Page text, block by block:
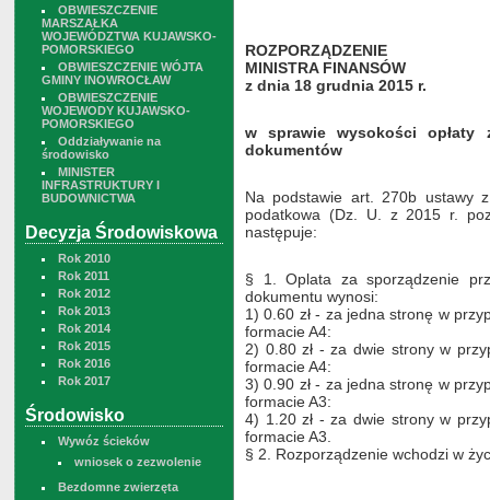
OBWIESZCZENIE
MARSZAŁKA
WOJEWÓDZTWA KUJAWSKO-
POMORSKIEGO
OBWIESZCZENIE WÓJTA
GMINY INOWROCŁAW
OBWIESZCZENIE
WOJEWODY KUJAWSKO-
POMORSKIEGO
Oddziaływanie na
środowisko
MINISTER
INFRASTRUKTURY I
BUDOWNICTWA
Decyzja Środowiskowa
Rok 2010
Rok 2011
Rok 2012
Rok 2013
Rok 2014
Rok 2015
Rok 2016
Rok 2017
Środowisko
Wywóz ścieków
wniosek o zezwolenie
Bezdomne zwierzęta
ROZPORZĄDZENIE
MINISTRA FINANSÓW
z dnia 18 grudnia 2015 r.
w sprawie wysokości opłaty
dokumentów
Na podstawie art. 270b ustawy
podatkowa (Dz. U. z 2015 r.
następuje:
§ 1. Oplata za sporządzenie
dokumentu wynosi:
1) 0.60 zł - za jedna stronę w
formacie A4:
2) 0.80 zł - za dwie strony w
formacie A4:
3) 0.90 zł - za jedna stronę w
formacie A3:
4) 1.20 zł - za dwie strony w
formacie A3.
§ 2. Rozporządzenie wchodzi w